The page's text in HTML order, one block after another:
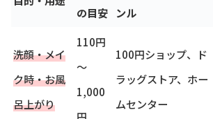
の目安 ンル
洗顔・メイ
ク時・お風
呂上がり
110円
～
1,000
100円ショップ、ド
ラッグストア、ホー
ムセンター